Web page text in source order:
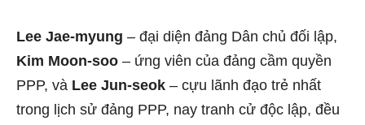
Lee Jae-myung – đại diện đảng Dân chủ đối lập,
Kim Moon-soo – ứng viên của đảng cầm quyền
PPP, và Lee Jun-seok – cựu lãnh đạo trẻ nhất
trong lịch sử đảng PPP, nay tranh cử độc lập, đều